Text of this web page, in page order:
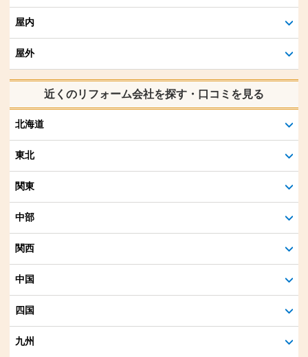
屋内
屋外
近くのリフォーム会社を探す・口コミを見る
北海道
東北
関東
中部
関西
中国
四国
九州